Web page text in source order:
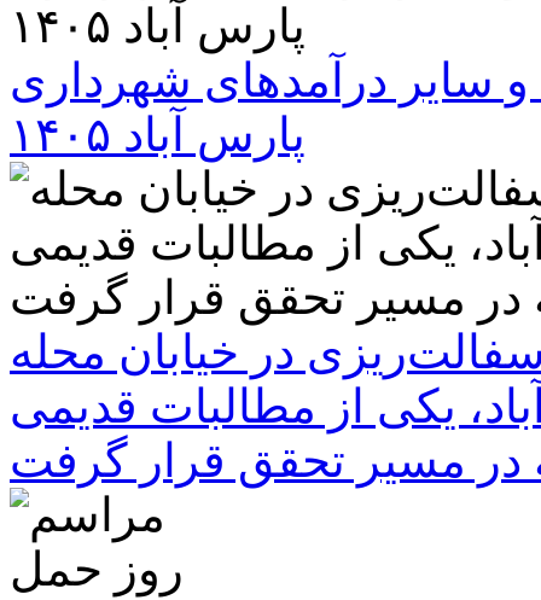
سایر درآمدهای شهرداری
پارس آباد ۱۴۰۵
در خیابان محله
یکی از مطالبات قدیمی
در مسیر تحقق قرار گرفت